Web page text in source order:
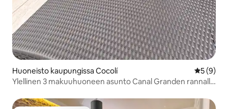
Huoneisto kaupungissa Cocolí
5 (9)
Ylellinen 3 makuuhuoneen asunto Canal Granden rannalla